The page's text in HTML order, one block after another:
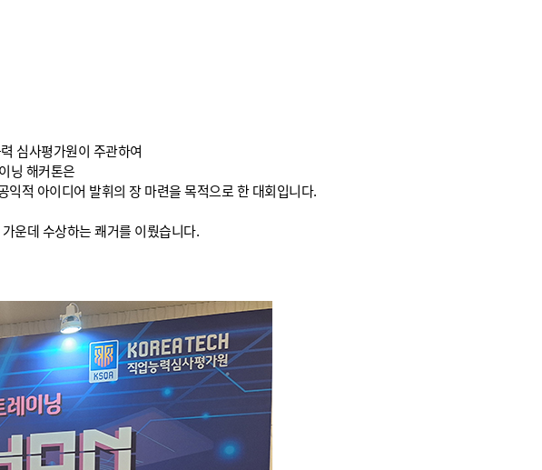
심사평가원이 주관하여
닝 해커톤은
적 아이디어 발휘의 장 마련을 목적으로 한 대회입니다.
운데 수상하는 쾌거를 이뤘습니다.